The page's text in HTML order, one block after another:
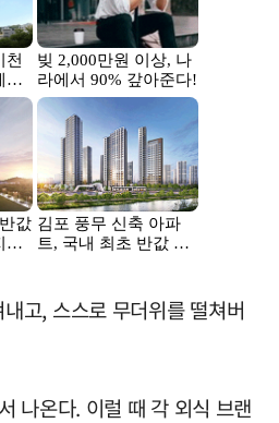
고, 스스로 무더위를 떨쳐버
나온다. 이럴 때 각 외식 브랜